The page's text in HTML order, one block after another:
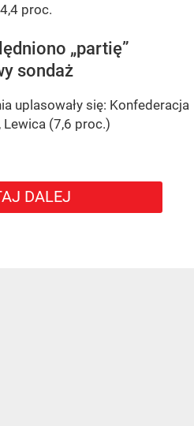
proc.
„partię”
sondaż
uplasowały się: Konfederacja
(7,6 proc.)
DALEJ